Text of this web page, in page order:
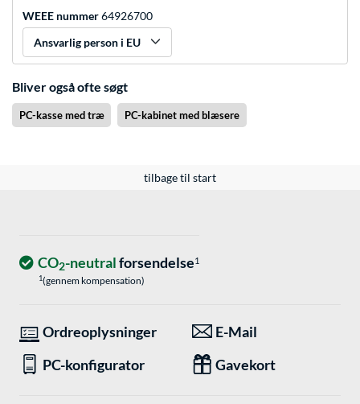
WEEE nummer64926700
Ansvarlig person i EU
Bliver også ofte søgt
PC-kasse med træ PC-kabinet med blæsere
tilbage til start
CO2-neutralforsendelse1
1(gennem kompensation)
Ordreoplysninger
E-Mail
PC-konfigurator
Gavekort